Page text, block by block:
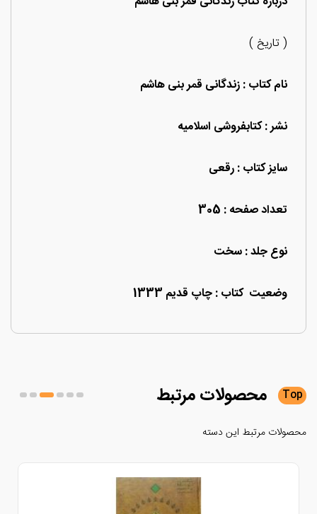
( تاریخ )
نام کتاب : زندگانی قمر بنی هاشم
نشر : کتابفروشی اسلامیه
سایز کتاب : رقعی
تعداد صفحه : 305
نوع جلد : سخت
وضعیت کتاب : چاپ قدیم 1333
محصولاتمرتبط
مرتبط این دسته